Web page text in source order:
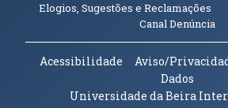
Elogios, Sugestões e Reclamações
Canal Denúncia
Acessibilidade Aviso/
Dados
Universidade da Beira